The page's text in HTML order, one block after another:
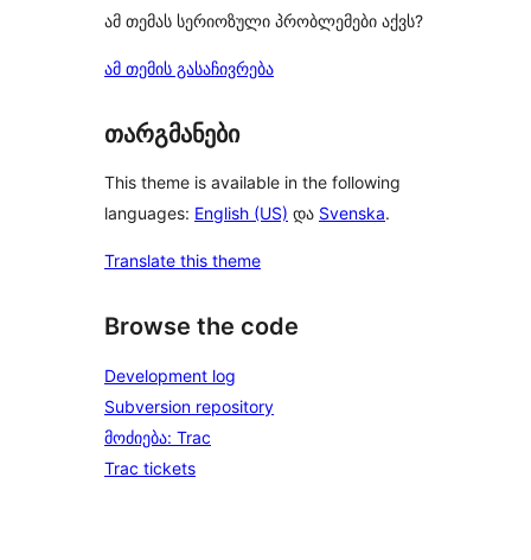
ამ თემას სერიოზული პრობლემები აქვს?
ამ თემის გასაჩივრება
თარგმანები
This theme is available in the following
languages: English (US) და Svenska.
Translate this theme
Browse the code
Development log
Subversion repository
მოძიება: Trac
Trac tickets